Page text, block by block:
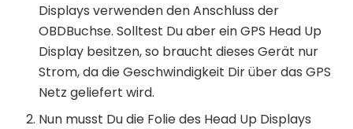
Displays verwenden den Anschluss der
OBDBuchse. Solltest Du aber ein GPS Head Up
Display besitzen, so braucht dieses Gerät nur
Strom, da die Geschwindigkeit Dir über das GPS
Netz geliefert wird.
Nun musst Du die Folie des Head Up Displays